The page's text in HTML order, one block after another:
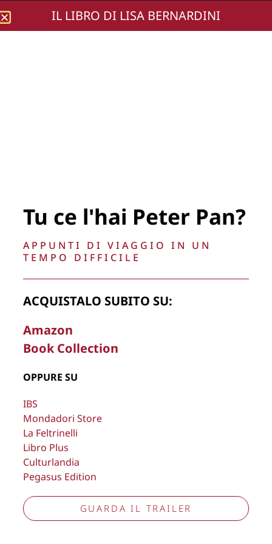
Lisa Bernardini
rimuovere, oscurare, modificare, immagini e testi del sito, a
propria discrezione.
Cookie PolicyPrivacy Policy
IL LIBRO DI LISA BERNARDINI
Tu ce l'hai Peter Pan?
APPUNTI DI VIAGGIO IN UN
TEMPO DIFFICILE
ACQUISTALO SUBITO SU:
Amazon
Book Collection
OPPURE SU
IBS
Mondadori Store
La Feltrinelli
Libro Plus
Culturlandia
Pegasus Edition
GUARDA IL TRAILER